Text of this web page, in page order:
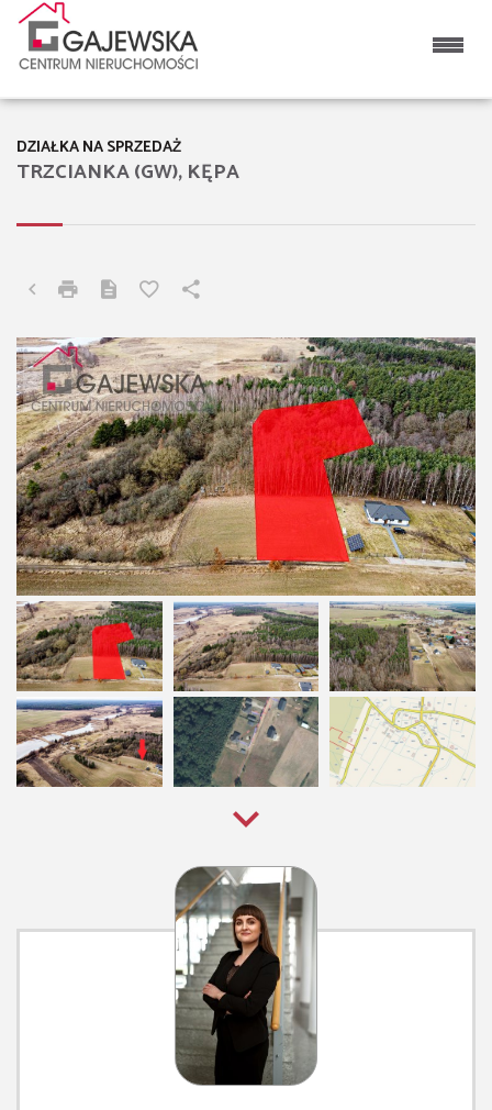
TRZCIANKA (GW), KĘPA
DZIAŁKA NA SPRZEDAŻ